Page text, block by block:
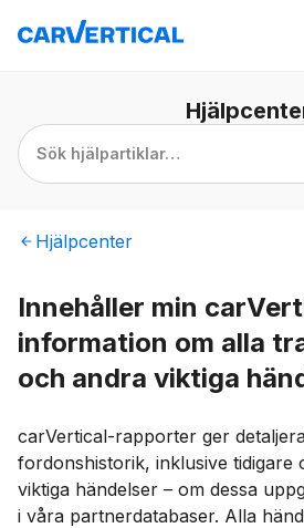
Sök hjälpartiklar…
Hjälpcenter
Innehåller min
information om alla
och andra viktiga
carVertical-rapporter ger
fordonshistorik, inklusive tidigare
viktiga händelser – om dessa
i våra partnerdatabaser. Alla